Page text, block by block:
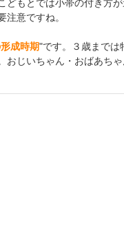
どもとでは小帯の付き方
注意ですね。
成時期"です。３歳までは
おじいちゃん・おばあち